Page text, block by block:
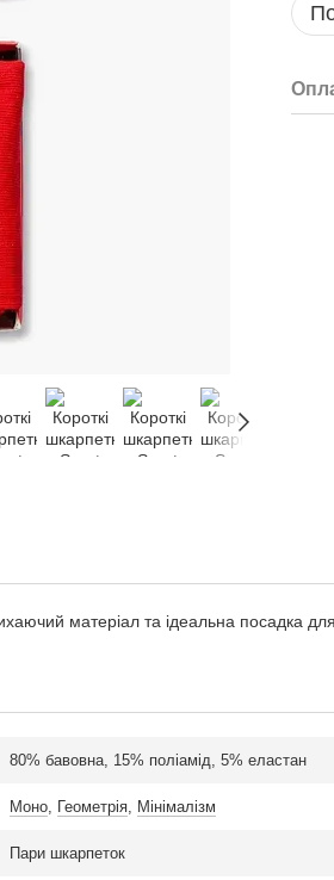
матеріал та ідеальна посадка
80% бавовна, 15% поліамід, 5% еластан
Моно, Геометрія, Мінімалізм
Пари шкарпеток